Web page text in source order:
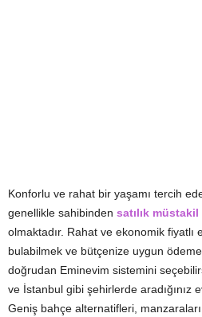
Konforlu ve rahat bir yaşamı tercih
genellikle sahibinden satılık müstakil
olmaktadır. Rahat ve ekonomik fiyatlı
bulabilmek ve bütçenize uygun
doğrudan Eminevim sistemini
ve İstanbul gibi şehirlerde aradığınız
Geniş bahçe alternatifleri,